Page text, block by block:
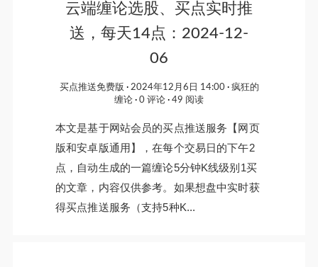
云端缠论选股、买点实时推
送，每天14点：2024-12-
06
买点推送免费版 2024年12月6日 14:00
疯狂的
缠论
0 评论 49 阅读
本文是基于网站会员的买点推送服务【网页
版和安卓版通用】，在每个交易日的下午2
点，自动生成的一篇缠论5分钟K线级别1买
的文章，内容仅供参考。如果想盘中实时获
得买点推送服务（支持5种K...